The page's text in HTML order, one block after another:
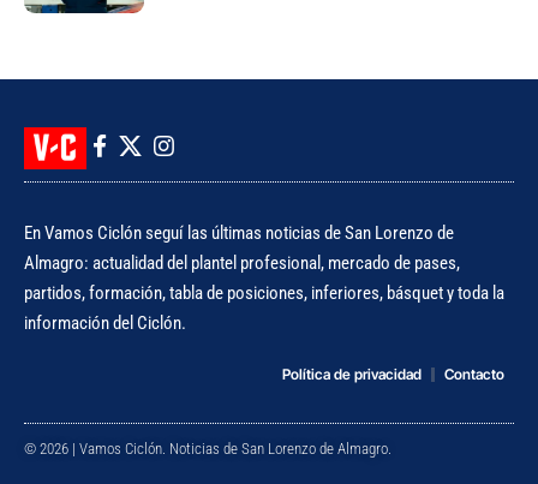
En Vamos Ciclón seguí las últimas noticias de San Lorenzo de
Almagro: actualidad del plantel profesional, mercado de pases,
partidos, formación, tabla de posiciones, inferiores, básquet y toda la
información del Ciclón.
Política de privacidad Contacto
© 2026 | Vamos Ciclón. Noticias de San Lorenzo de Almagro.